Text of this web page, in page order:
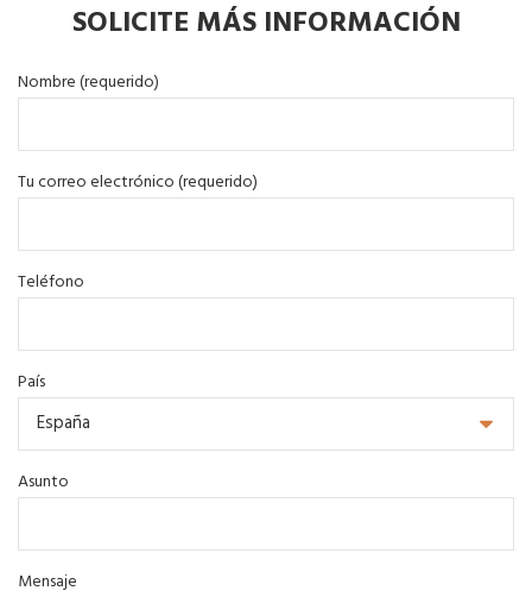
SOLICITE MÁS INFORMACIÓN
Nombre (requerido)
Tu correo electrónico (requerido)
Teléfono
País
Asunto
Mensaje